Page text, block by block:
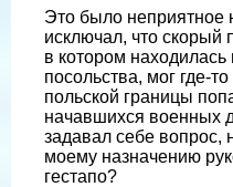
Это было неприятное
исключал, что
в котором находилась
посольства, мог где-
польской границы
начавшихся военных
задавал себе вопрос,
моему назначению
гестапо?